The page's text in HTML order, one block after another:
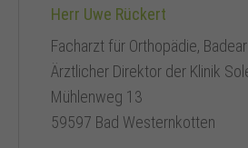
Herr Uwe Rückert
Facharzt für Orthopädie,
Ärztlicher Direktor der Klinik
Mühlenweg 13
59597 Bad Westernkotten